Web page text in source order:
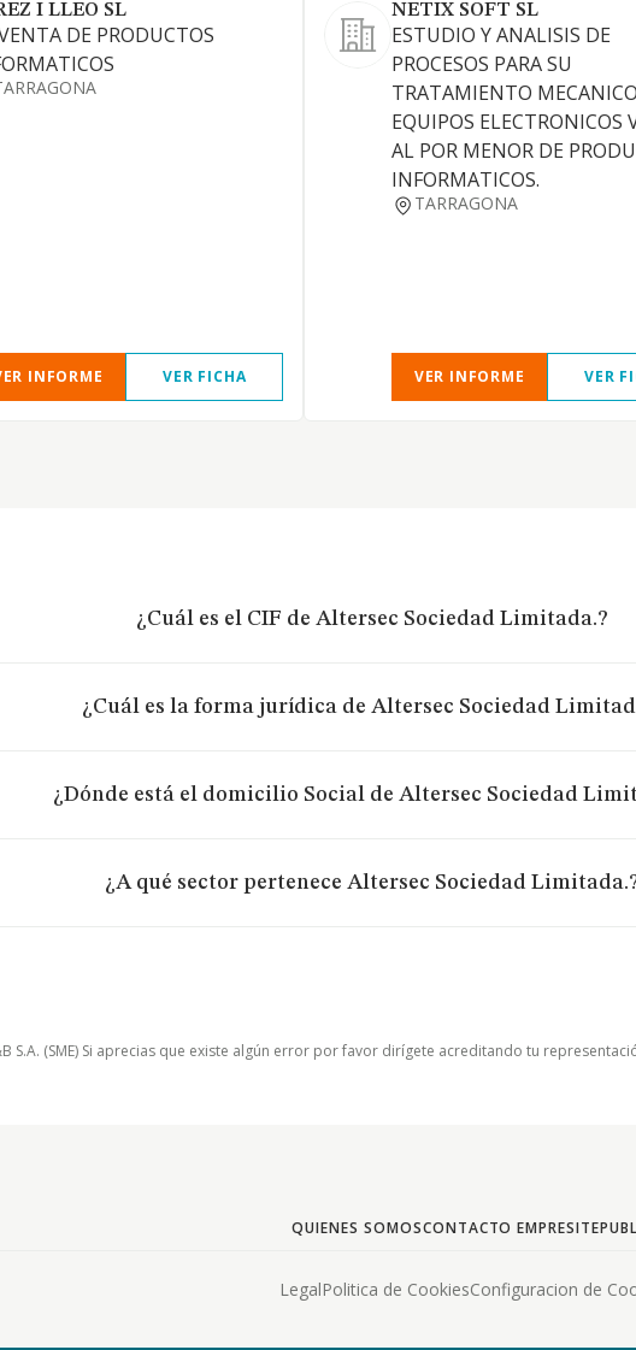
I LLEO SL
DE PRODUCTOS
INFORME VER FICHA
NETIX SOFT SL
ESTUDIO Y ANALISIS DE
PROCESOS PARA SU
TRATAMIENTO
EQUIPOS ELECTRONICOS
AL POR MENOR DE
INFORMATICOS.
TARRAGONA
VER INFORME VER
¿Cuál es el CIF de Altersec Sociedad Limitada.?
¿Cuál es la forma jurídica de Altersec Sociedad
¿Dónde está el domicilio Social de Altersec Sociedad
¿A qué sector pertenece Altersec Sociedad
(SME) Si aprecias que existe algún error por favor dirígete acreditando tu
QUIENES SOMOSCONTACTO EMPRESITE
LegalPolitica de CookiesConfiguracion de